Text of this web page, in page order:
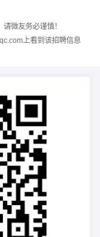
微友务必谨慎！
上看到该招聘信息